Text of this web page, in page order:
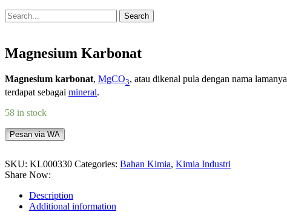
Search
Magnesium Karbonat
Magnesium karbonat, MgCO3, atau dikenal pula dengan nama lamanya
terdapat sebagai mineral.
58 in stock
Pesan via WA
SKU: KL000330 Categories: Bahan Kimia, Kimia Industri
Share Now:
Description
Additional information